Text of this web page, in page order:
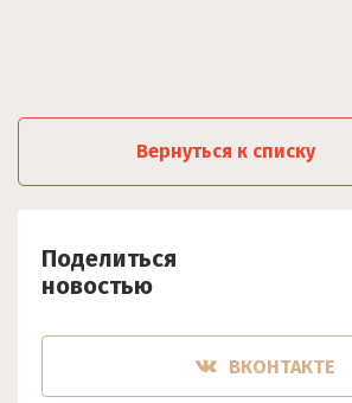
Вернуться к списку
Поделиться
новостью
ВКОНТАКТЕ